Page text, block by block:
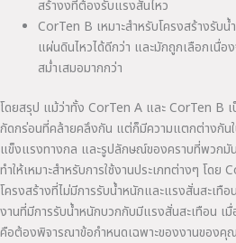
สร้างงที่ต้องรับแรงสั่นไหว
CorTen B เหมาะสำหรับโครงสร้างรับ
แผ่นดินไหวได้ดีกว่า และมักถูกเลือกเนื่อ
สม่ำเสมอมากกว่า
โดยสรุป แม้ว่าทั้ง CorTen A และ CorTen B
กัดกร่อนที่คล้ายคลึงกัน แต่ก็มีความแตกต่างกันใ
แข็งแรงทางกล และรูปลักษณ์ของคราบที่พวก
ทำให้เหมาะสำหรับการใช้งานประเภทต่างๆ โดย
โครงสร้างที่ไม่มีการรับน้ำหนักและแรงสั่นสะเทื
งานที่มีการรับน้ำหนักบวกกับมีแรงสั่นสะเทือน เ
คือต้องพิจารณาข้อกำหนดเฉพาะของงานของคุ